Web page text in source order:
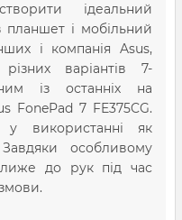
ідеальний
і мобільний
і компанія Asus,
варіантів 7-
із останніх на
FonePad 7 FE375CG.
використанні як
особливому
лиже до рук під час